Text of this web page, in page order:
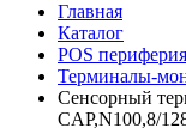
Главная
Каталог
POS периферия
Терминалы-
Сенсорный
CAP,N100,8/